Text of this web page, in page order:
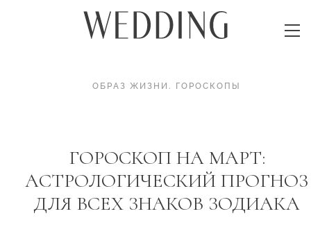
ОБРАЗ ЖИЗНИ . ГОРОСКОПЫ
ГОРОСКОП НА МАРТ:
АСТРОЛОГИЧЕСКИЙ ПРОГНОЗ
ДЛЯ ВСЕХ ЗНАКОВ ЗОДИАКА